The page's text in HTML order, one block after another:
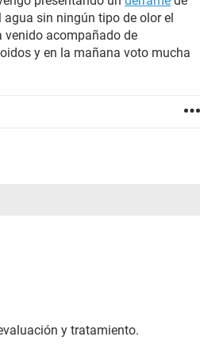
sin ningún tipo de olor el
venido acompañado de
y en la mañana voto mucha
y tratamiento.